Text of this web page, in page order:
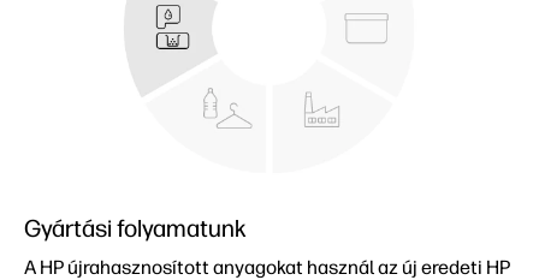
Gyártási folyamatunk
A HP újrahasznosított anyagokat használ az új eredeti HP